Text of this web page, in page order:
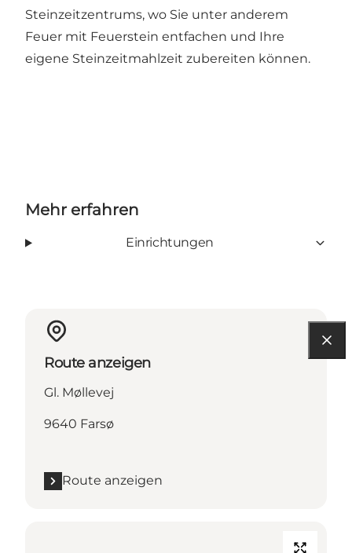
Steinzeitzentrums, wo Sie unter anderem
Feuer mit Feuerstein entfachen und Ihre
eigene Steinzeitmahlzeit zubereiten können.
Mehr erfahren
Einrichtungen
Route anzeigen
Gl. Møllevej
9640 Farsø
Route anzeigen